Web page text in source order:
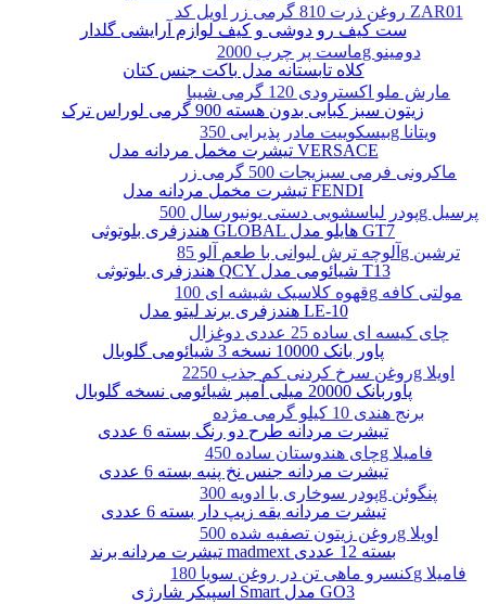
روغن ذرت 810 گرمی زر اویل کد ZAR01
ماست پر چرب 2000g دومینو
مارش ملو اکسترودی 120 گرمی شیبا
بیسکوییت مادر پذیرایی 350g ویتانا
ماکرونی فرمی سبزیجات 500 گرمی زر
پودر لباسشویی دستی یونیورسال 500g پرسیل
آلوچه ترش لیوانی با طعم آلو 85g ترشین
قهوه کلاسیک شیشه ای 100g مولتی کافه
چای کیسه ای ساده 25 عددی دوغزال
روغن سرخ کردنی کم جذب 2250g اویلا
برنج هندی 10 کیلو گرمی مژده
چای هندوستان ساده 450g فامیلا
پودر سوخاری با ادویه 300g پنگوئن
روغن زیتون تصفیه شده 500g اویلا
کنسرو ماهی تن در روغن سویا 180g فامیلا
ست کیف رو دوشی و کیف لوازم آرایشی گلدار
کلاه تابستانه مدل باکت جنس کتان
زیتون سبز کبابی بدون هسته 900 گرمی لوراس ترک
تیشرت مخمل مردانه مدل VERSACE
تیشرت مخمل مردانه مدل FENDI
هندزفری بلوتوثی GLOBAL هایلو مدل GT7
هندزفری بلوتوثی QCY شیائومی مدل T13
هندزفری برند لیتو مدل LE-10
پاور بانک 10000 نسخه 3 شیائومی گلوبال
پاوربانک 20000 میلی آمپر شیائومی نسخه گلوبال
تیشرت مردانه طرح دو رنگ بسته 6 عددی
تیشرت مردانه جنس نخ پنبه بسته 6 عددی
تیشرت مردانه یقه زیپ دار بسته 6 عددی
تیشرت مردانه برند madmext بسته 12 عددی
اسپیکر شارژی Smart مدل GO3